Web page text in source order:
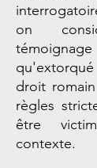
on
droit
règles
être
contexte.